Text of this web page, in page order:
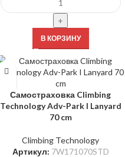
В КОРЗИНУ
Самостраховка Climbing
Technology Adv-Park I Lanyard
70 cm
Climbing Technology
Артикул: 7W171070STD